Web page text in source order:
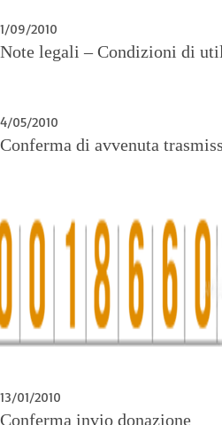
1/09/2010
Note legali – Condizioni di
4/05/2010
Conferma di avvenuta
13/01/2010
Conferma invio donazione